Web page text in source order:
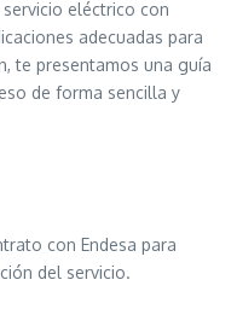
servicio eléctrico con
adecuadas para
te presentamos una guía
de forma sencilla y
con Endesa para
del servicio.